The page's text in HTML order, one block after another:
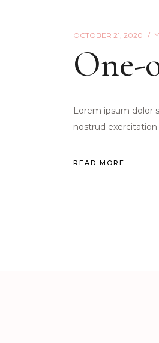
OCTOBER 21, 2020
One-
Lorem ipsum dolor
nostrud exercitation
READ MORE